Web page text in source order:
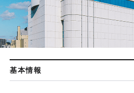
基本情報